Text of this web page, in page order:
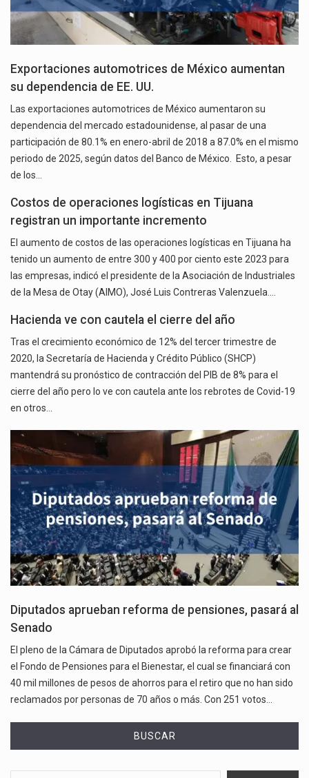
Exportaciones automotrices de México aumentan
su dependencia de EE. UU.
Las exportaciones automotrices de México aumentaron su
dependencia del mercado estadounidense, al pasar de una
participación de 80.1% en enero-abril de 2018 a 87.0% en el mismo
periodo de 2025, según datos del Banco de México. Esto, a pesar
de los…
Costos de operaciones logísticas en Tijuana
registran un importante incremento
El aumento de costos de las operaciones logísticas en Tijuana ha
tenido un aumento de entre 300 y 400 por ciento este 2023 para
las empresas, indicó el presidente de la Asociación de Industriales
de la Mesa de Otay (AIMO), José Luis Contreras Valenzuela.…
Hacienda ve con cautela el cierre del año
Tras el crecimiento económico de 12% del tercer trimestre de
2020, la Secretaría de Hacienda y Crédito Público (SHCP)
mantendrá su pronóstico de contracción del PIB de 8% para el
cierre del año pero lo ve con cautela ante los rebrotes de Covid-19
en otros…
Diputados aprueban reforma de pensiones, pasará al
Senado
El pleno de la Cámara de Diputados aprobó la reforma para crear
el Fondo de Pensiones para el Bienestar, el cual se financiará con
40 mil millones de pesos de ahorros para el retiro que no han sido
reclamados por personas de 70 años o más. Con 251 votos…
BUSCAR